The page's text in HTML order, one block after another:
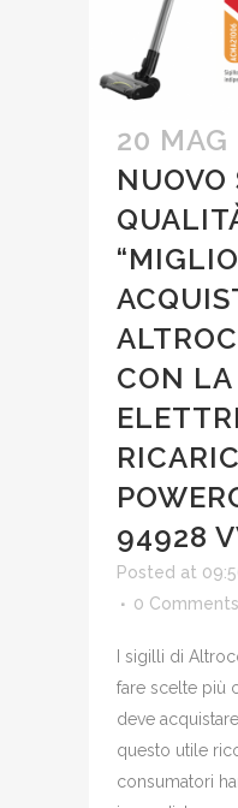
20 MAG
NUOVO
CON LA
94928
Posted at
0 Comments
I sigilli di
fare scelte più
deve
questo utile
consumatori